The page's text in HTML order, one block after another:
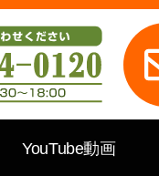
YouTube動画